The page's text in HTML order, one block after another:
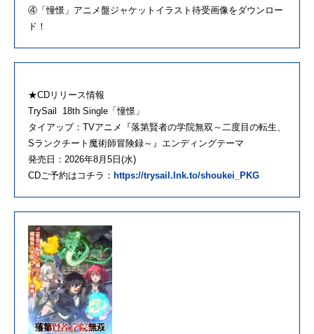
④「憧憬」アニメ盤ジャケットイラスト待受画像をダウンロー
ド！
★CDリリース情報
TrySail 18th Single「憧憬」
タイアップ：TVアニメ『落第賢者の学院無双～二度目の転生、
Sランクチート魔術師冒険録～』エンディングテーマ
発売日：2026年8月5日(水)
CDご予約はコチラ： https://trysail.lnk.to/shoukei_PKG